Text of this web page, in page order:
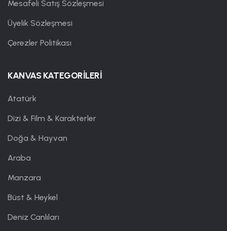
Mesafeli Satış Sözleşmesi
Üyelik Sözleşmesi
Çerezler Politikası
KANVAS KATEGORİLERİ
Atatürk
Dizi & Film & Karakterler
Doğa & Hayvan
Araba
Manzara
Büst & Heykel
Deniz Canlıları